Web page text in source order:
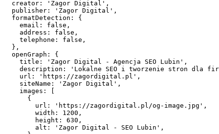
  creator: 'Zagor Digital',
  publisher: 'Zagor Digital',
  formatDetection: {
    email: false,
    address: false,
    telephone: false,
  },
  openGraph: {
    title: 'Zagor Digital - Agencja SEO Lubin',
description: 'Lokalne SEO i tworzenie stron dla
    url: 'https://zagordigital.pl',
    siteName: 'Zagor Digital',
    images: [
      {
        url: 'https://zagordigital.pl/og-image.jpg',
        width: 1200,
        height: 630,
        alt: 'Zagor Digital - SEO Lubin',